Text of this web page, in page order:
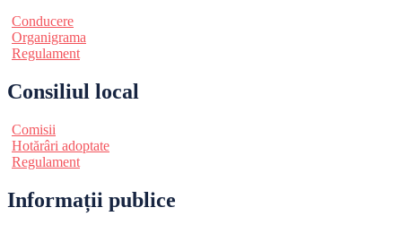
Conducere
Organigrama
Regulament
Consiliul local
Comisii
Hotărâri adoptate
Regulament
Informații publice